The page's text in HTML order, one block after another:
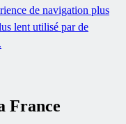
de navigation plus
lent utilisé par de
France